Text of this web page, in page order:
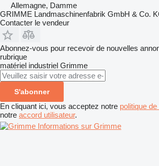
Allemagne, Damme
GRIMME Landmaschinenfabrik GmbH & Co.
Contacter le vendeur
Abonnez-vous pour recevoir de nouvelles
rubrique
matériel industriel Grimme
S'abonner
En cliquant ici, vous acceptez notre politique
notre accord utilisateur.
Informations sur Grimme